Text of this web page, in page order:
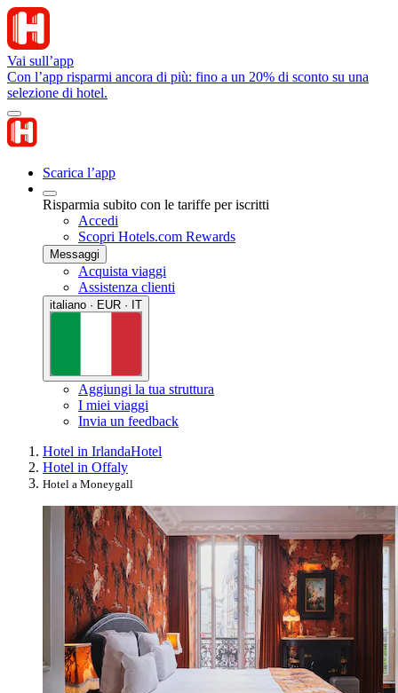
Vai sull’app
Con l’app risparmi ancora di più: fino a un 20% di sconto su una
selezione di hotel.
Scarica l’app
Risparmia subito con le tariffe per iscritti
Accedi
Scopri Hotels.com Rewards
Messaggi
Acquista viaggi
Assistenza clienti
italiano · EUR · IT
Aggiungi la tua struttura
I miei viaggi
Invia un feedback
Hotel in IrlandaHotel
Hotel in Offaly
Hotel a Moneygall